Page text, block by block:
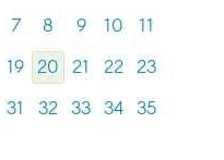
7 8 9 10 11
19 20 21 22 23
31 32 33 34 35